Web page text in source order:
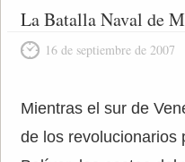
La Batalla Naval de
16 de septiembre de 2007
Mientras el sur de
de los revolucionarios